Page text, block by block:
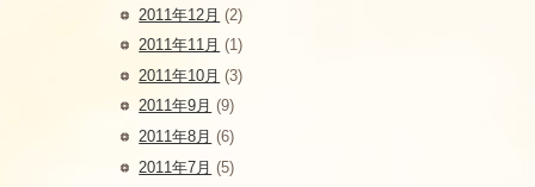
2011年12月 (2)
2011年11月 (1)
2011年10月 (3)
2011年9月 (9)
2011年8月 (6)
2011年7月 (5)